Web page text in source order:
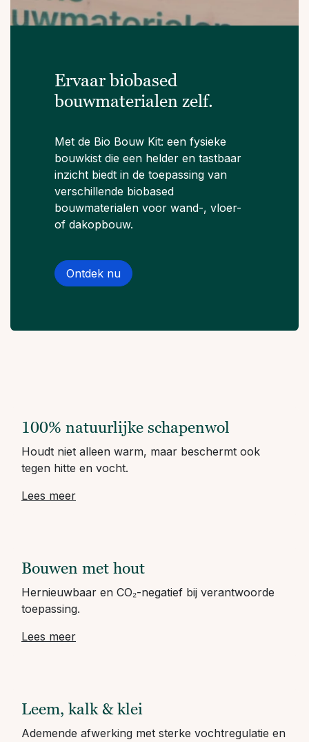
Ervaar biobased
bouwmaterialen zelf.
Met de Bio Bouw Kit: een fysieke
bouwkist die een helder en tastbaar
inzicht biedt in de toepassing van
verschillende biobased
bouwmaterialen voor wand-, vloer-
of dakopbouw.
Ontdek nu
100% natuurlijke schapenwol
Houdt niet alleen warm, maar beschermt ook
tegen hitte en vocht.
Lees meer
Bouwen met hout
Hernieuwbaar en CO₂-negatief bij verantwoorde
toepassing.
Lees meer
Leem, kalk & klei
Ademende afwerking met sterke vochtregulatie en